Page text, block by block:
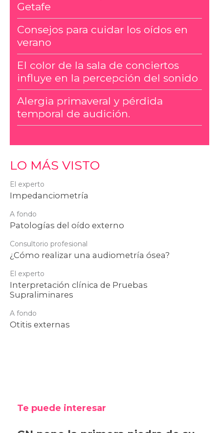
Getafe
Consejos para cuidar los oídos en
verano
El color de la sala de conciertos
influye en la percepción del sonido
Alergia primaveral y pérdida
temporal de audición.
LO MÁS VISTO
El experto
Impedanciometría
A fondo
Patologías del oído externo
Consultorio profesional
¿Cómo realizar una audiometría ósea?
El experto
Interpretación clínica de Pruebas
Supraliminares
A fondo
Otitis externas
Te puede interesar